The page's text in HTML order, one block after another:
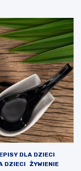
DLA DZIECI
DZIECI ŻYWIENIE